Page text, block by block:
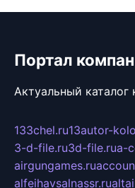
Портал
Актуальный
133chel.ru13autor-
3-d-file.ru3d-file.rua-
airgungames.ru
alfeihavsalnassr.ru